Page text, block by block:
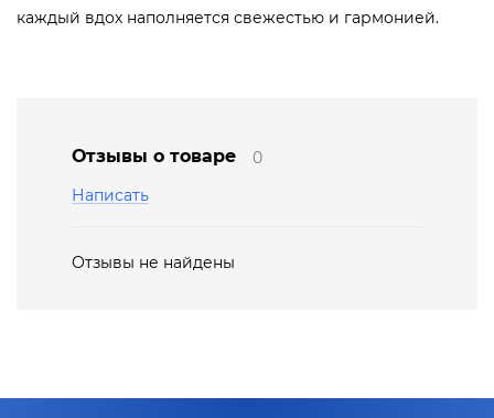
каждый вдох наполняется свежестью и гармонией.
Отзывы о товаре
0
Написать
Отзывы не найдены